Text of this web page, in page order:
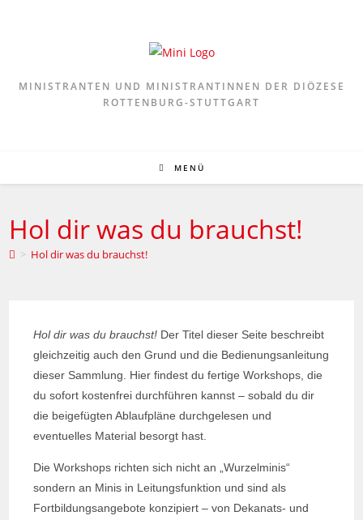
MINISTRANTEN UND MINISTRANTINNEN DER DIÖZESE
ROTTENBURG-STUTTGART
MENÜ
Hol dir was du brauchst!
> Hol dir was du brauchst!
Hol dir was du brauchst! Der Titel dieser Seite beschreibt
gleichzeitig auch den Grund und die Bedienungsanleitung
dieser Sammlung. Hier findest du fertige Workshops, die
du sofort kostenfrei durchführen kannst – sobald du dir
die beigefügten Ablaufpläne durchgelesen und
eventuelles Material besorgt hast.
Die Workshops richten sich nicht an „Wurzelminis“
sondern an Minis in Leitungsfunktion und sind als
Fortbildungsangebote konzipiert – von Dekanats- und